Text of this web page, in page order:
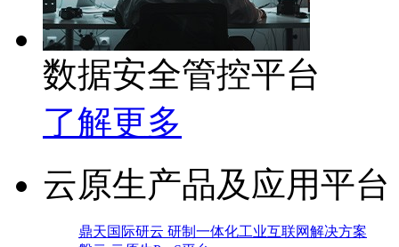
数据安全管控平台
了解更多
云原生产品及应用平台
鼎天国际研云 研制一体化工业互联网解决方案